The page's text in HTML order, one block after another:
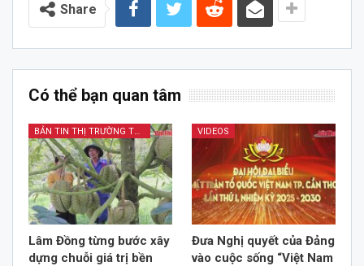
Share
Có thể bạn quan tâm
BẢN TIN THỊ TRƯỜNG TÀI CHÍNH KINH DOANH
Lâm Đồng từng bước xây
dựng chuỗi giá trị bền
VIDEOS
Đưa Nghị quyết của Đảng
vào cuộc sống “Việt Nam